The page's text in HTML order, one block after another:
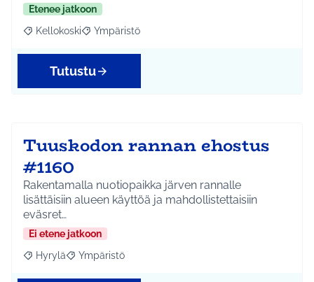
Etenee jatkoon
Rajaa tulokset aihepiirin mukaan: Kellokoski
Kellokoski Rajaa tulokset teeman mukaan: Ympäristö
Ympäristö
Tutustu
Tuuskodon rannan ehostus
#1160
Rakentamalla nuotiopaikka järven rannalle
lisättäisiin alueen käyttöä ja mahdollistettaisiin
eväsret…
Ei etene jatkoon
Rajaa tulokset aihepiirin mukaan: Hyrylä
Hyrylä Rajaa tulokset teeman mukaan: Ympäristö
Ympäristö